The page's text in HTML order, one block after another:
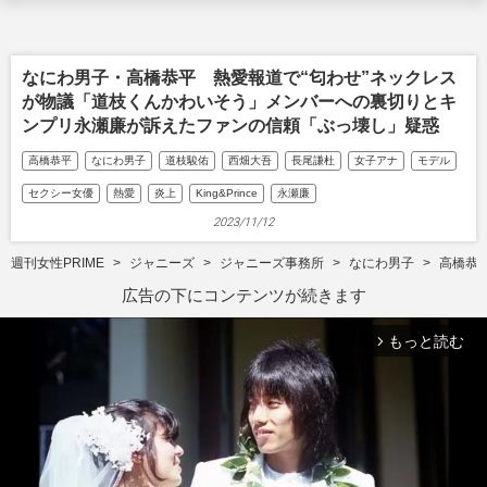
なにわ男子・高橋恭平 熱愛報道で“匂わせ”ネックレス
が物議「道枝くんかわいそう」メンバーへの裏切りとキ
ンプリ永瀬廉が訴えたファンの信頼「ぶっ壊し」疑惑
高橋恭平 なにわ男子 道枝駿佑 西畑大吾 長尾謙杜 女子アナ モデル
セクシー女優 熱愛 炎上 King&Prince 永瀬廉
2023/11/12
週刊女性PRIME ジャニーズ ジャニーズ事務所 なにわ男子 高橋恭
広告の下にコンテンツが続きます
arrow_forward_ios もっと読む